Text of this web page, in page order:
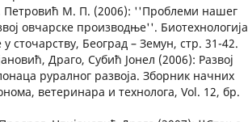
М. П. (2006): ''Проблеми нашег
овчарске производње''. Биотехнологија
сточарству, Београд – Земун, стр. 31-42.
Драго, Субић Јонел (2006): Развој
руралног развоја. Зборник начних
ветеринара и технолога, Vol. 12, бр.